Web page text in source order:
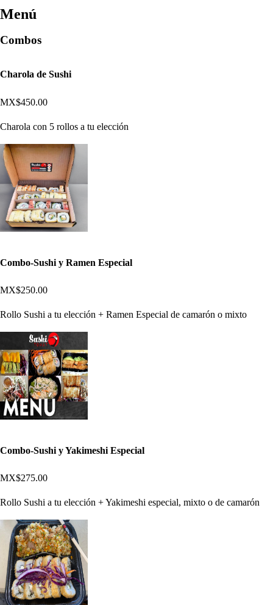
Menú
Combos
Charola de Sushi
MX$450.00
Charola con 5 rollos a tu elección
Combo-Sushi y Ramen Especial
MX$250.00
Rollo Sushi a tu elección + Ramen Especial de camarón o mixto
Combo-Sushi y Yakimeshi Especial
MX$275.00
Rollo Sushi a tu elección + Yakimeshi especial, mixto o de camarón